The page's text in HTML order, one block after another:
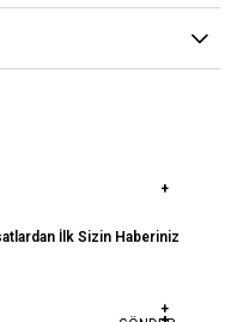
İlk Sizin Haberiniz